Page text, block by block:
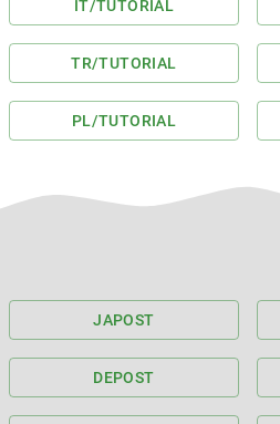
IT/TUTORIAL
TR/TUTORIAL
PL/TUTORIAL
JAPOST
DEPOST